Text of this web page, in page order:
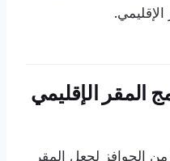
المقر الإقليمي
الحوافز لجعل المقر